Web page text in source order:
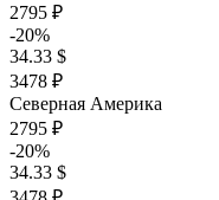
2795 ₽
-20%
34.33 $
3478 ₽
Северная Америка
2795 ₽
-20%
34.33 $